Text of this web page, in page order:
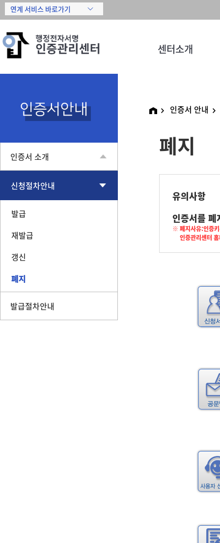
센터소개
인증서 소개
신청절차안내
발급
재발급
갱신
폐지
발급절차안내
인증서 안내
폐지
유의사항
인증서를
※ 폐지사유:인증키
인증관리센터